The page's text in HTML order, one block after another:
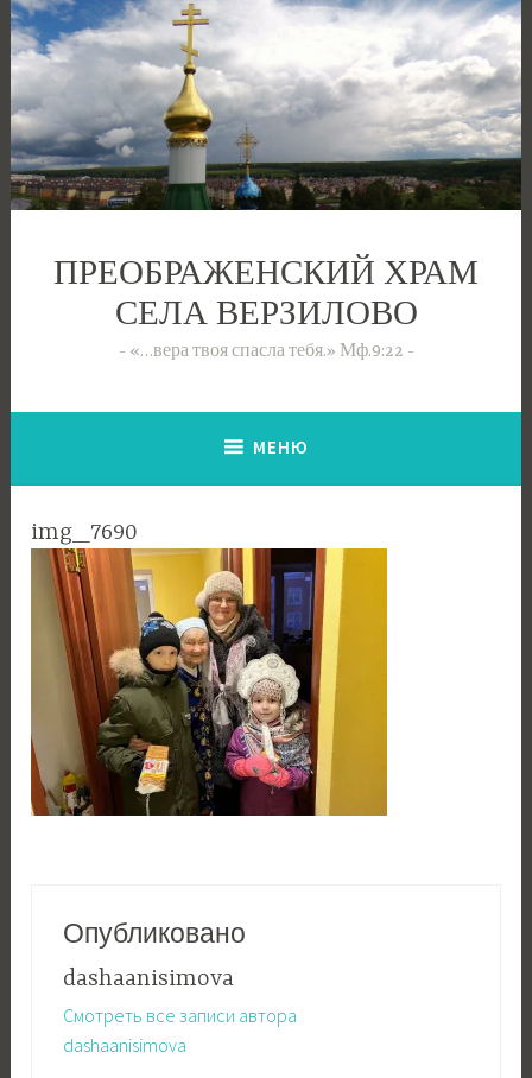
Перейти
к
содержимому
ПРЕОБРАЖЕНСКИЙ ХРАМ
СЕЛА ВЕРЗИЛОВО
«…вера твоя спасла тебя.» Мф.9:22
МЕНЮ
img_7690
Опубликовано
dashaanisimova
Смотреть все записи автора
dashaanisimova